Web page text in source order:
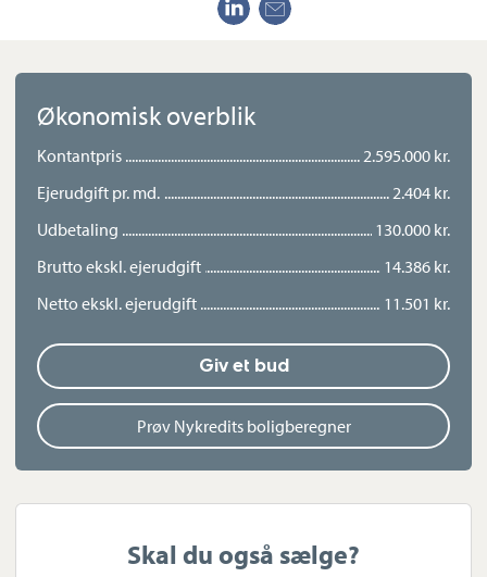
design, samtidig med at den oser af hygge og hjemlig
Dette rækkehus er perfekt til dig, der ønsker en bolig i ét plan i
den østlige bydel, hvor beliggenhed, bolig og udemiljø går op i
en højere enhed.
Renoveringen i 2025 omfattede bl.a.
gulvvarme i alle rum,
nye el og vvs-installationer og
træ/alu vinduer og døre.
Økonomisk overblik
Kontantpris
2.595.000 kr.
Ejerudgift pr. md.
2.404 kr.
Udbetaling
130.000 kr.
Brutto ekskl. ejerudgift
14.386 kr.
Netto ekskl. ejerudgift
11.501 kr.
Giv et bud
Prøv Nykredits boligberegner
Skal du også sælge?